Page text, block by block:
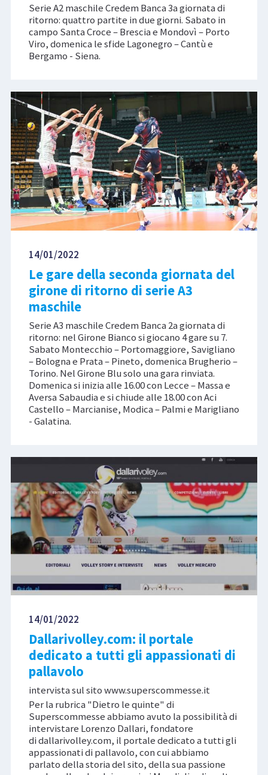
Serie A2 maschile Credem Banca 3a giornata di
ritorno: quattro partite in due giorni. Sabato in
campo Santa Croce – Brescia e Mondovì – Porto
Viro, domenica le sfide Lagonegro – Cantù e
Bergamo - Siena.
14/01/2022
Le gare della seconda giornata del
girone di ritorno di serie A3
maschile
Serie A3 maschile Credem Banca 2a giornata di
ritorno: nel Girone Bianco si giocano 4 gare su 7.
Sabato Montecchio – Portomaggiore, Savigliano
– Bologna e Prata – Pineto, domenica Brugherio –
Torino. Nel Girone Blu solo una gara rinviata.
Domenica si inizia alle 16.00 con Lecce – Massa e
Aversa Sabaudia e si chiude alle 18.00 con Aci
Castello – Marcianise, Modica – Palmi e Marigliano
- Galatina.
14/01/2022
Dallarivolley.com: il portale
dedicato a tutti gli appassionati di
pallavolo
intervista sul sito www.superscommesse.it
Per la rubrica "Dietro le quinte" di
Superscommesse abbiamo avuto la possibilità di
intervistare Lorenzo Dallari, fondatore
di dallarivolley.com, il portale dedicato a tutti gli
appassionati di pallavolo, con cui abbiamo
parlato della storia del sito, della sua passione